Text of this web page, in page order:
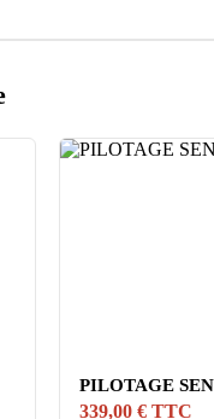
PILOTAGE
339,00 € TTC